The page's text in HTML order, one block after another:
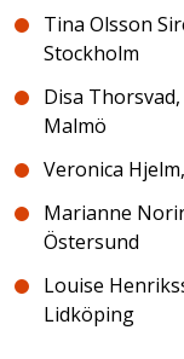
Tina Olsson
Stockholm
Disa
Malmö
Veronica
Marianne
Östersund
Louise
Lidköping